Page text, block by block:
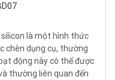
silicon là một hình thức
chèn dụng cụ, thường
động này có thể được
thường liên quan đến